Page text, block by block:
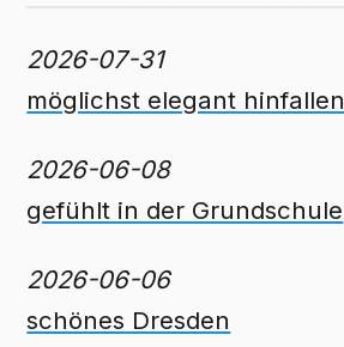
2026-07-31
möglichst elegant hinfallen
2026-06-08
gefühlt in der Grundschule
2026-06-06
schönes Dresden